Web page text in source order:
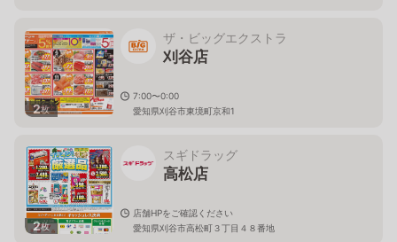
2枚
ザ・ビッグエクストラ
刈谷店
7:00〜0:00
愛知県刈谷市東境町京和1
2枚
スギドラッグ
高松店
店舗HPをご確認ください
愛知県刈谷市高松町３丁目４８番地